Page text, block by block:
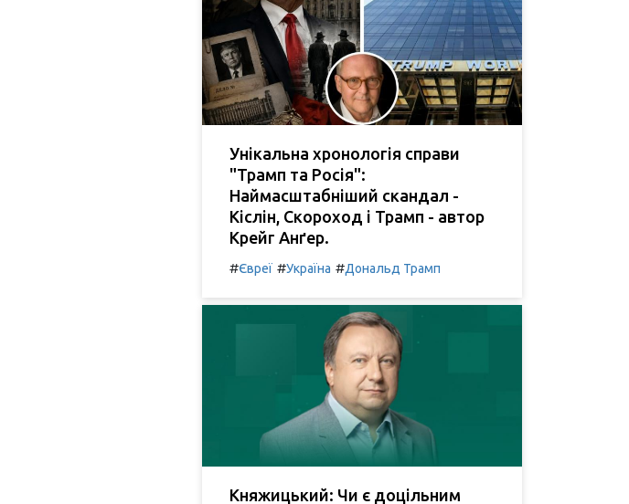
Унікальна хронологія справи
"Трамп та Росія":
Наймасштабніший скандал -
Кіслін, Скороход і Трамп - автор
Крейг Анґер.
#Євреї #Україна #Дональд Трамп
Княжицький: Чи є доцільним